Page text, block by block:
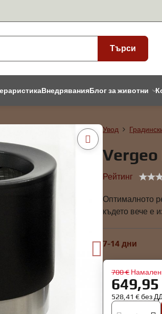
Търси
ВнедряванияБлог за животни
Увод
Рейтинг
Оптималното
където вече е
7-14 дни
700 €
649,95
528,41 €без